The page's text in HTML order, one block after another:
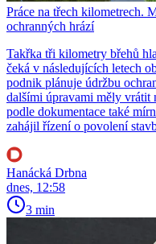
Práce na třech kilometrech.
ochranných hrází
Takřka tři kilometry břehů
čeká v následujících letech
podnik plánuje údržbu
dalšími úpravami měly vrátit
podle dokumentace také
zahájil řízení o povolení
Hanácká Drbna
dnes, 12:58
3 min